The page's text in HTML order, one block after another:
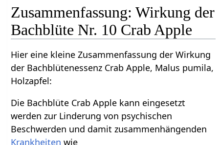
Zusammenfassung: Wirkung der
Bachblüte Nr. 10 Crab Apple
Hier eine kleine Zusammenfassung der Wirkung
der Bachblütenessenz Crab Apple, Malus pumila,
Holzapfel:
Die Bachblüte Crab Apple kann eingesetzt
werden zur Linderung von psychischen
Beschwerden und damit zusammenhängenden
Krankheiten wie